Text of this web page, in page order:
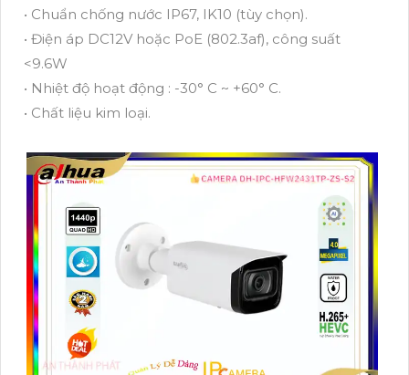
• Chuẩn chống nước IP67, IK10 (tùy chọn).
• Điện áp DC12V hoặc PoE (802.3af), công suất
<9.6W
• Nhiệt độ hoạt động : -30° C ~ +60° C.
• Chất liệu kim loại.